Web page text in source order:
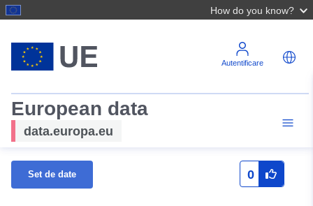
How do you know?
Autentificare
European data
data.europa.eu
Set de date 0